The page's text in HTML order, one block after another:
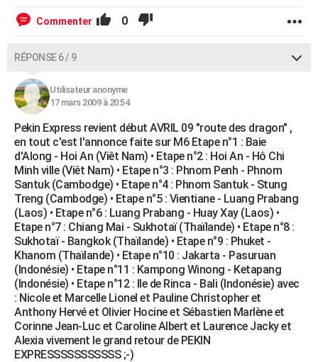
Commenter 0
RÉPONSE 6 / 9
Utilisateur anonyme
17 mars 2009 à 20:54
Pekin Express revient début AVRIL 09 "route des dragon" ,
en tout c'est l'annonce faite sur M6 Etape n°1 : Baie
d'Along - Hoi An (Viêt Nam) • Etape n°2 : Hoi An - Hô Chi
Minh ville (Viêt Nam) • Etape n°3 : Phnom Penh - Phnom
Santuk (Cambodge) • Etape n°4 : Phnom Santuk - Stung
Treng (Cambodge) • Etape n°5 : Vientiane - Luang Prabang
(Laos) • Etape n°6 : Luang Prabang - Huay Xay (Laos) •
Etape n°7 : Chiang Mai - Sukhotaï (Thaïlande) • Etape n°8 :
Sukhotaï - Bangkok (Thaïlande) • Etape n°9 : Phuket -
Khanom (Thaïlande) • Etape n°10 : Jakarta - Pasuruan
(Indonésie) • Etape n°11 : Kampong Winong - Ketapang
(Indonésie) • Etape n°12 : Ile de Rinca - Bali (Indonésie) avec
: Nicole et Marcelle Lionel et Pauline Christopher et
Anthony Hervé et Olivier Hocine et Sébastien Marlène et
Corinne Jean-Luc et Caroline Albert et Laurence Jacky et
Alexia vivement le grand retour de PEKIN
EXPRESSSSSSSSSSS ;-)